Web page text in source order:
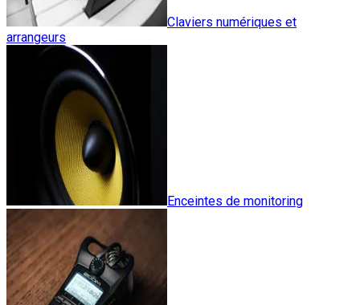
Claviers numériques et
arrangeurs
Enceintes de monitoring